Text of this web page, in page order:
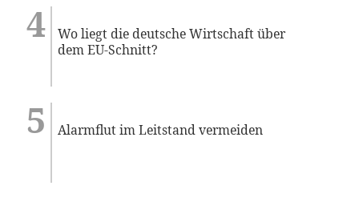
Wo liegt die deutsche Wirtschaft über
dem EU-Schnitt?
Alarmflut im Leitstand vermeiden